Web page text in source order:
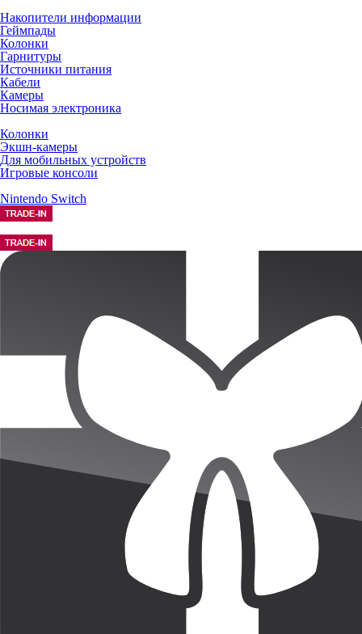
Накопители информации
Геймпады
Колонки
Гарнитуры
Источники питания
Кабели
Камеры
Носимая электроника
Колонки
Экшн-камеры
Для мобильных устройств
Игровые консоли
Nintendo Switch